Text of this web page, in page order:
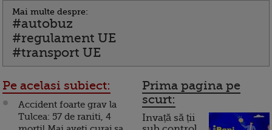
Mai multe despre:
#autobuz
#regulament UE
#transport UE
Pe acelasi subiect:
Accident foarte grav la
Tulcea: 57 de raniti, 4
Prima pagina pe
scurt:
Invață să ții